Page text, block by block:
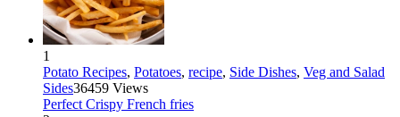
1
Potato Recipes, Potatoes, recipe, Side Dishes, Veg and Salad
Sides36459 Views
Perfect Crispy French fries